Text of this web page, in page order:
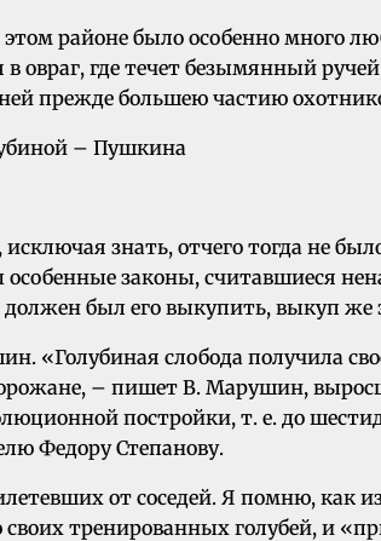
районе было особенно много
овраг, где течет безымянный
прежде большею частию
знать, отчего тогда не
законы, считавшиеся
был его выкупить, выкуп же
слобода получила
– пишет В. Марушин,
постройки, т. е. до
Федору Степанову.
от соседей. Я помню, как
тренированных голубей, и